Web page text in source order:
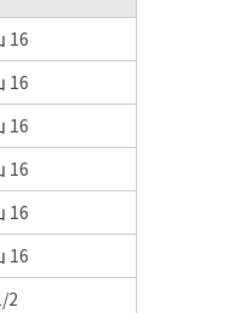
16
16
16
16
16
16
2